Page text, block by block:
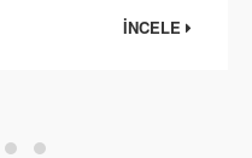
İNCELE